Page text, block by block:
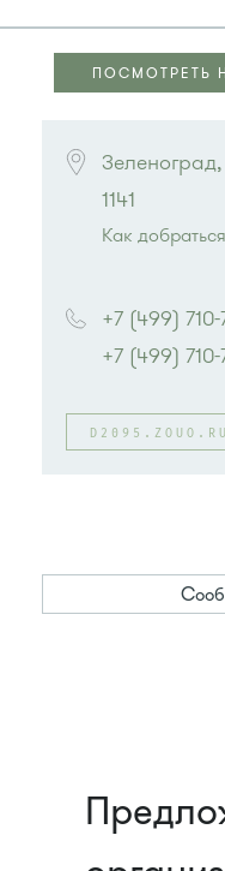
ПОСМОТРЕТЬ
1141
Как добраться
Автобусы № 4,
Маршрутка №
+7 (499)
+7 (499)
D2095.ZOUO.RU